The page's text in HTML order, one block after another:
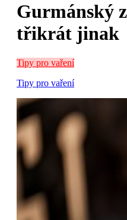
Gurmánský
třikrát jinak
Tipy pro vaření
Tipy pro vaření